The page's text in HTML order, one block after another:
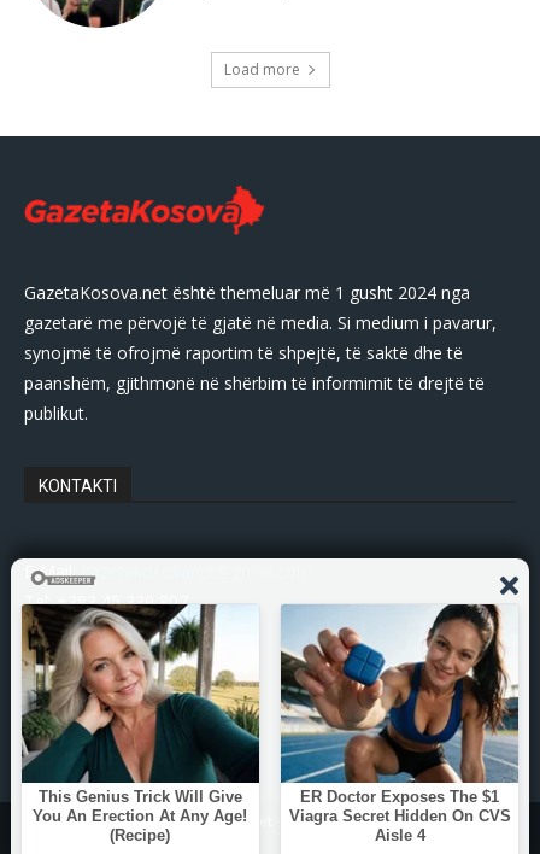
Load more
GazetaKosova.net është themeluar më 1 gusht 2024 nga
gazetarë me përvojë të gjatë në media. Si medium i pavarur,
synojmë të ofrojmë raportim të shpejtë, të saktë dhe të
paanshëm, gjithmonë në shërbim të informimit të drejtë të
publikut.
KONTAKTI
E-Mail:gazetakosovanet@gmail.com
Tel: +383 45 339 807
© Copyright - 2025 Gazetakosova.net